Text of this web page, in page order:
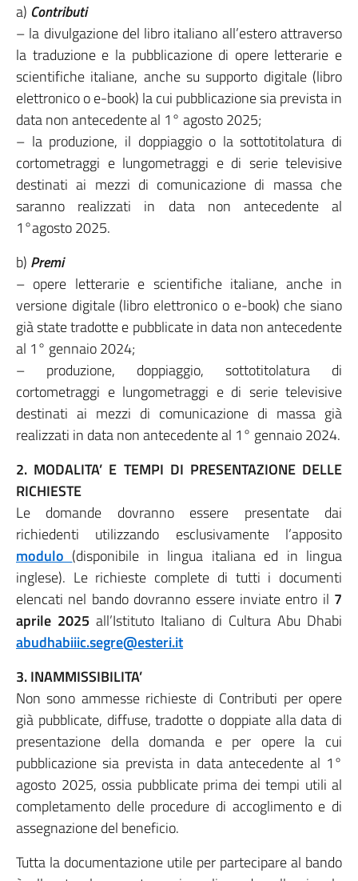
a) Contributi
– la divulgazione del libro italiano all’estero attraverso
la traduzione e la pubblicazione di opere letterarie e
scientifiche italiane, anche su supporto digitale (libro
elettronico o e-book) la cui pubblicazione sia prevista in
data non antecedente al 1° agosto 2025;
– la produzione, il doppiaggio o la sottotitolatura di
cortometraggi e lungometraggi e di serie televisive
destinati ai mezzi di comunicazione di massa che
saranno realizzati in data non antecedente al
1°agosto 2025.
b) Premi
– opere letterarie e scientifiche italiane, anche in
versione digitale (libro elettronico o e-book) che siano
già state tradotte e pubblicate in data non antecedente
al 1° gennaio 2024;
– produzione, doppiaggio, sottotitolatura di
cortometraggi e lungometraggi e di serie televisive
destinati ai mezzi di comunicazione di massa già
realizzati in data non antecedente al 1° gennaio 2024.
2. MODALITA’ E TEMPI DI PRESENTAZIONE DELLE
RICHIESTE
Le domande dovranno essere presentate dai
richiedenti utilizzando esclusivamente l’apposito
modulo (disponibile in lingua italiana ed in lingua
inglese). Le richieste complete di tutti i documenti
elencati nel bando dovranno essere inviate entro il 7
aprile 2025 all’Istituto Italiano di Cultura Abu Dhabi
abudhabiiic.segre@esteri.it
3. INAMMISSIBILITA’
Non sono ammesse richieste di Contributi per opere
già pubblicate, diffuse, tradotte o doppiate alla data di
presentazione della domanda e per opere la cui
pubblicazione sia prevista in data antecedente al 1°
agosto 2025, ossia pubblicate prima dei tempi utili al
completamento delle procedure di accoglimento e di
assegnazione del beneficio.
Tutta la documentazione utile per partecipare al bando